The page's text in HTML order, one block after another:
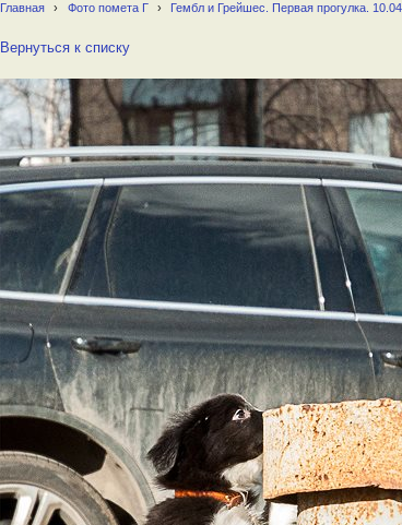
Главная › Фото помета Г › Гембл и Грейшес. Первая прогулка.
Вернуться к списку